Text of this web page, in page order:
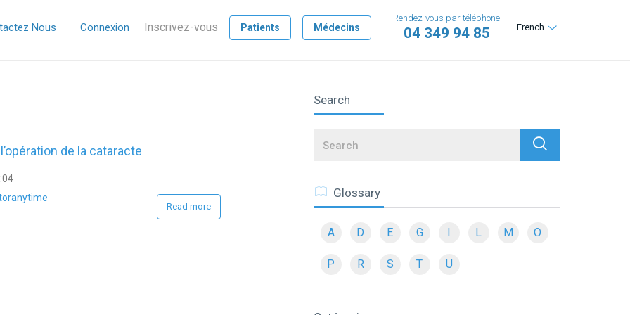
Nous Connexion Inscrivez-vous Patients Médecins French
Rendez-vous par téléphone
04 349 94 85
de la cataracte
Read more
Search
Search
Glossary
A D E G I L M O
P R S T U